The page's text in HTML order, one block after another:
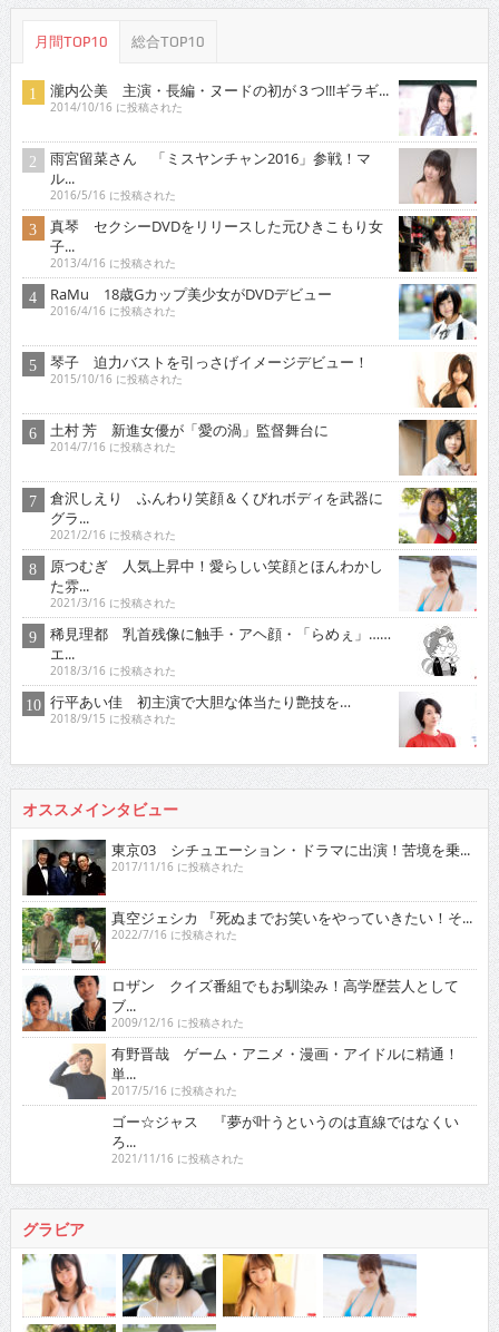
月間TOP10 総合TOP10
瀧内公美 主演・長編・ヌードの初が３つ!!!ギラギ...
2014/10/16 に投稿された
雨宮留菜さん 「ミスヤンチャン2016」参戦！マ
ル...
2016/5/16 に投稿された
真琴 セクシーDVDをリリースした元ひきこもり女
子...
2013/4/16 に投稿された
RaMu 18歳Gカップ美少女がDVDデビュー
2016/4/16 に投稿された
琴子 迫力バストを引っさげイメージデビュー！
2015/10/16 に投稿された
土村 芳 新進女優が「愛の渦」監督舞台に
2014/7/16 に投稿された
倉沢しえり ふんわり笑顔＆くびれボディを武器に
グラ...
2021/2/16 に投稿された
原つむぎ 人気上昇中！愛らしい笑顔とほんわかし
た雰...
2021/3/16 に投稿された
稀見理都 乳首残像に触手・アヘ顔・「らめぇ」……
エ...
2018/3/16 に投稿された
行平あい佳 初主演で大胆な体当たり艶技を…
2018/9/15 に投稿された
オススメインタビュー
東京03 シチュエーション・ドラマに出演！苦境を乗...
2017/11/16 に投稿された
真空ジェシカ 『死ぬまでお笑いをやっていきたい！そ...
2022/7/16 に投稿された
ロザン クイズ番組でもお馴染み！高学歴芸人として
ブ...
2009/12/16 に投稿された
有野晋哉 ゲーム・アニメ・漫画・アイドルに精通！
単...
2017/5/16 に投稿された
ゴー☆ジャス 『夢が叶うというのは直線ではなくい
ろ...
2021/11/16 に投稿された
グラビア